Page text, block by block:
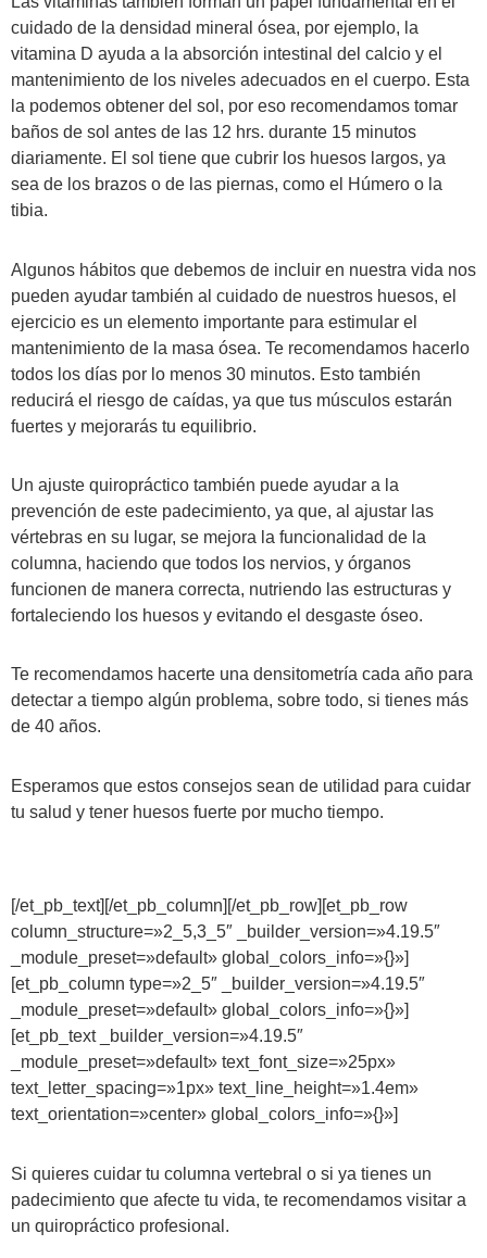
cuidado de la densidad mineral ósea, por ejemplo, la
vitamina D ayuda a la absorción intestinal del calcio y el
mantenimiento de los niveles adecuados en el cuerpo. Esta
la podemos obtener del sol, por eso recomendamos tomar
baños de sol antes de las 12 hrs. durante 15 minutos
diariamente. El sol tiene que cubrir los huesos largos, ya
sea de los brazos o de las piernas, como el Húmero o la
tibia.
Algunos hábitos que debemos de incluir en nuestra vida nos
pueden ayudar también al cuidado de nuestros huesos, el
ejercicio es un elemento importante para estimular el
mantenimiento de la masa ósea. Te recomendamos hacerlo
todos los días por lo menos 30 minutos. Esto también
reducirá el riesgo de caídas, ya que tus músculos estarán
fuertes y mejorarás tu equilibrio.
Un ajuste quiropráctico también puede ayudar a la
prevención de este padecimiento, ya que, al ajustar las
vértebras en su lugar, se mejora la funcionalidad de la
columna, haciendo que todos los nervios, y órganos
funcionen de manera correcta, nutriendo las estructuras y
fortaleciendo los huesos y evitando el desgaste óseo.
Te recomendamos hacerte una densitometría cada año para
detectar a tiempo algún problema, sobre todo, si tienes más
de 40 años.
Esperamos que estos consejos sean de utilidad para cuidar
tu salud y tener huesos fuerte por mucho tiempo.
[/et_pb_text][/et_pb_column][/et_pb_row][et_pb_row
column_structure=»2_5,3_5″ _builder_version=»4.19.5″
_module_preset=»default» global_colors_info=»{}»]
[et_pb_column type=»2_5″ _builder_version=»4.19.5″
_module_preset=»default» global_colors_info=»{}»]
[et_pb_text _builder_version=»4.19.5″
_module_preset=»default» text_font_size=»25px»
text_letter_spacing=»1px» text_line_height=»1.4em»
text_orientation=»center» global_colors_info=»{}»]
Si quieres cuidar tu columna vertebral o si ya tienes un
padecimiento que afecte tu vida, te recomendamos visitar a
un quiropráctico profesional.